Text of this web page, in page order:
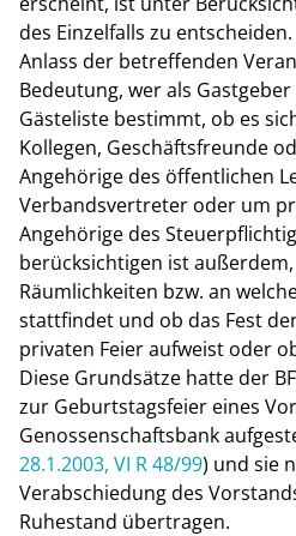
des Einzelfalls zu
Anlass der betreffenden
Bedeutung, wer als
Gästeliste bestimmt, ob es
Kollegen, Geschäftsfreunde
Angehörige des öffentlichen
Verbandsvertreter oder um
Angehörige des
berücksichtigen ist
Räumlichkeiten bzw. an
stattfindet und ob das Fest
privaten Feier aufweist oder
Diese Grundsätze hatte der
zur Geburtstagsfeier eines
Genossenschaftsbank
28.1.2003, VI R 48/99) und sie
Verabschiedung des
Ruhestand übertragen.